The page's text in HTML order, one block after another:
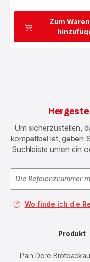
Zum
Um sicherzustellen,
kompatibel ist, geben
Suchleiste unten ein
Wo finde ich die
Produkt
Pain Dore